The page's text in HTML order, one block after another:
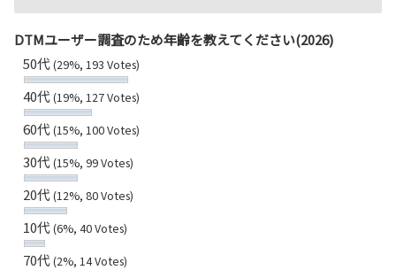
DTMユーザー調査のため年齢を教えてください(2026)
50代(29%, 193 Votes)
40代(19%, 127 Votes)
60代(15%, 100 Votes)
30代(15%, 99 Votes)
20代(12%, 80 Votes)
10代(6%, 40 Votes)
70代(2%, 14 Votes)